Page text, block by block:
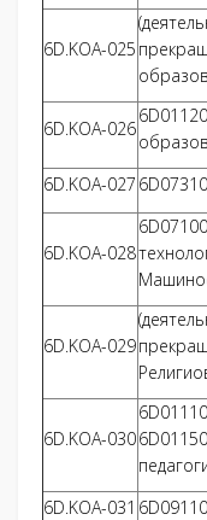
6D.KOA-025
6D.KOA-026
6D.KOA-027
6D.KOA-028
6D.KOA-029
6D.KOA-030
6D.KOA-031